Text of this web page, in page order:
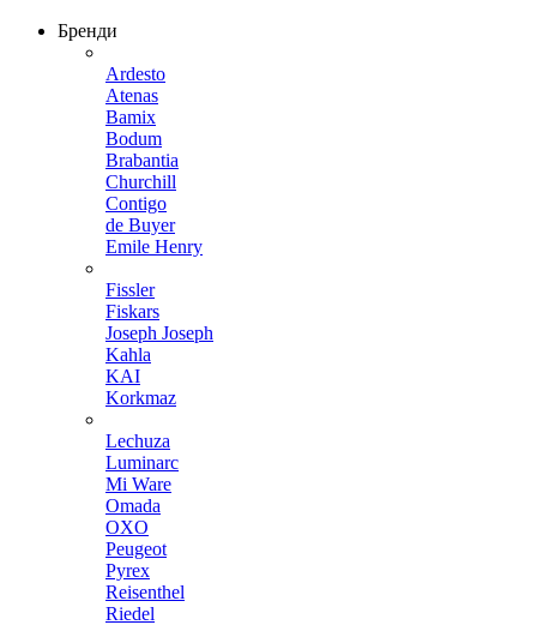
Бренди
Ardesto
Atenas
Bamix
Bodum
Brabantia
Churchill
Contigo
de Buyer
Emile Henry
Fissler
Fiskars
Joseph Joseph
Kahla
KAI
Korkmaz
Lechuza
Luminarc
Mi Ware
Omada
OXO
Peugeot
Pyrex
Reisenthel
Riedel